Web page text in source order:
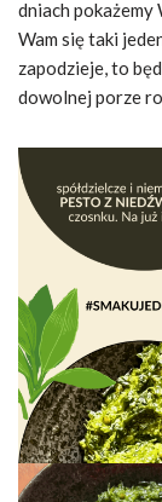
dniach pokażemy
Wam się taki
zapodzieje, to
dowolnej porze